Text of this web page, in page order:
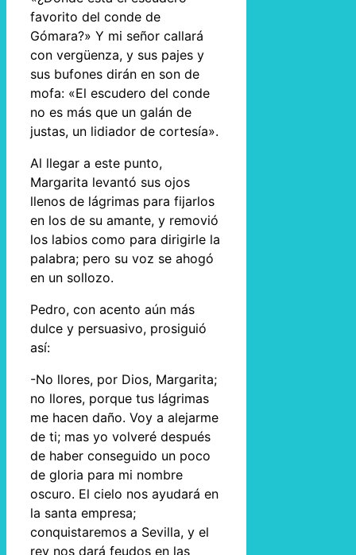
favorito del conde de
Gómara?» Y mi señor callará
con vergüenza, y sus pajes y
sus bufones dirán en son de
mofa: «El escudero del conde
no es más que un galán de
justas, un lidiador de cortesía».
Al llegar a este punto,
Margarita levantó sus ojos
llenos de lágrimas para fijarlos
en los de su amante, y removió
los labios como para dirigirle la
palabra; pero su voz se ahogó
en un sollozo.
Pedro, con acento aún más
dulce y persuasivo, prosiguió
así:
-No llores, por Dios, Margarita;
no llores, porque tus lágrimas
me hacen daño. Voy a alejarme
de ti; mas yo volveré después
de haber conseguido un poco
de gloria para mi nombre
oscuro. El cielo nos ayudará en
la santa empresa;
conquistaremos a Sevilla, y el
rey nos dará feudos en las